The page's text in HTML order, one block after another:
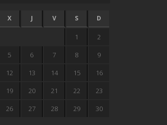
X J V S D
1
2
5 6 7 8
9
12 13 14 15
16
19 20 21 22
23
26 27 28 29
30